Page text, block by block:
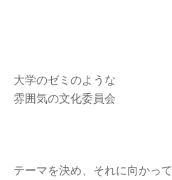
大学のゼミのような
雰囲気の文化委員会
テーマを決め、それに向かって